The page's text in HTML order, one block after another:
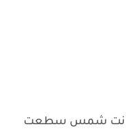
أنت شمس سطعت